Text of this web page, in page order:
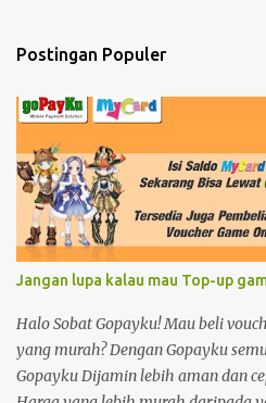
Postingan Populer
Jangan lupa kalau mau Top-up
Halo Sobat Gopayku! Mau beli
yang murah? Dengan Gopayku
Gopayku Dijamin lebih aman dan